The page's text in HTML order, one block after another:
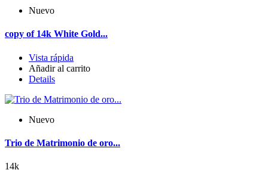
Nuevo
copy of 14k White Gold...
Vista rápida
Añadir al carrito
Details
Nuevo
Trio de Matrimonio de oro...
14k